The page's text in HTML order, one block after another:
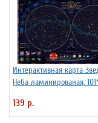
Интерактивная карта
Неба ламинированая,
139 р.